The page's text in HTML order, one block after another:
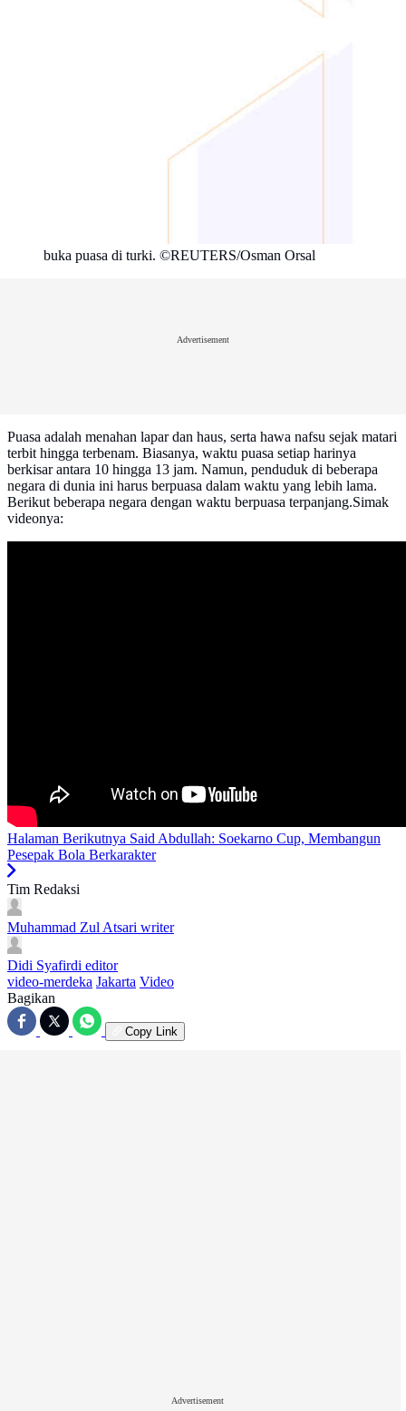
buka puasa di turki. ©REUTERS/Osman Orsal
Advertisement
Puasa adalah menahan lapar dan haus, serta hawa nafsu sejak matari
terbit hingga terbenam. Biasanya, waktu puasa setiap harinya
berkisar antara 10 hingga 13 jam. Namun, penduduk di beberapa
negara di dunia ini harus berpuasa dalam waktu yang lebih lama.
Berikut beberapa negara dengan waktu berpuasa terpanjang.Simak
videonya:
Halaman Berikutnya Said Abdullah: Soekarno Cup, Membangun
Pesepak Bola Berkarakter
Tim Redaksi
Muhammad Zul Atsari writer
Didi Syafirdi editor
video-merdeka Jakarta Video
Bagikan
Copy Link
Advertisement